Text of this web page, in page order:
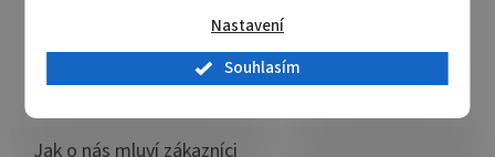
Nastavení
Souhlasím
303 × 216 mm, 216 × 154 mm, 159 × 108 mm
Počet kusů v balení:50